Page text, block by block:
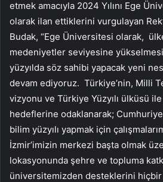
etmek amacıyla 2024 Yılını Ege
olarak ilan ettiklerini vurgulayan
Budak, “Ege Üniversitesi olarak,
medeniyetler seviyesine yükselmesi
yüzyılda söz sahibi yapacak yeni
devam ediyoruz. Türkiye’nin, Milli
vizyonu ve Türkiye Yüzyılı ülküsü ile
hedeflerine odaklanarak;
bilim yüzyılı yapmak için
İzmir’imizin merkezi başta olmak
lokasyonunda şehre ve topluma
üniversitemizden desteklerini